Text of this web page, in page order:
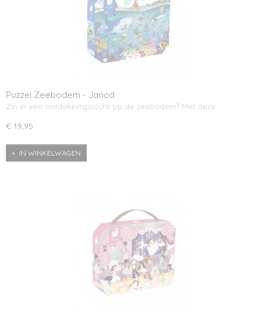
Puzzel Zeebodem - Janod
Zin in een ontdekkingstocht op de zeebodem? Met deze…
€ 19,95
IN WINKELWAGEN